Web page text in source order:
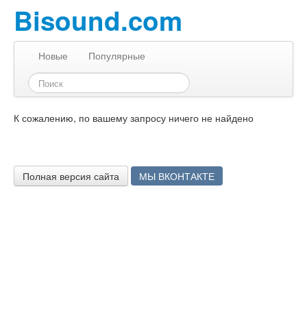
Bisound.com
Новые Популярные
К сожалению, по вашему запросу ничего не найдено
Полная версия сайта МЫ ВКОНТАКТЕ